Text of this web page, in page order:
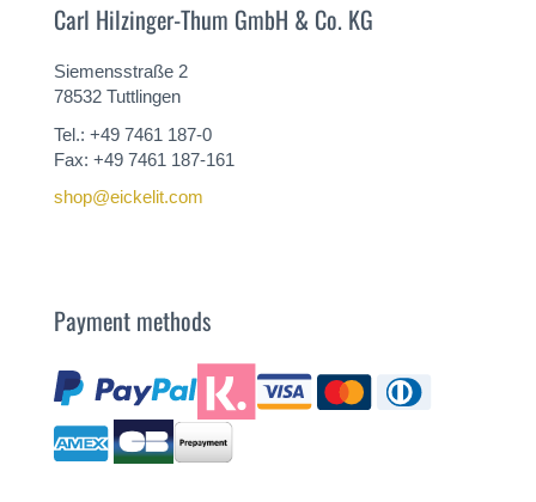
Carl Hilzinger-Thum GmbH & Co. KG
Siemensstraße 2
78532 Tuttlingen
Tel.: +49 7461 187-0
Fax: +49 7461 187-161
shop@eickelit.com
Payment methods